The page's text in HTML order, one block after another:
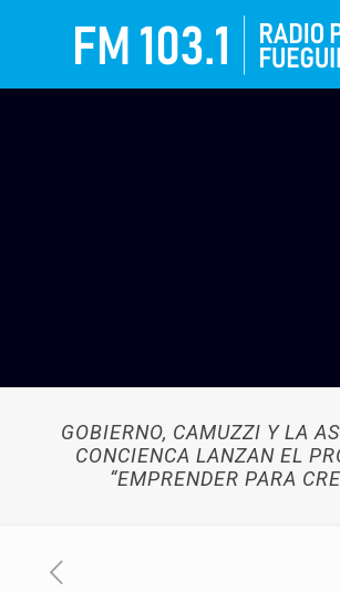
GOBIERNO, CAMUZZI Y LA
CONCIENCA LANZAN EL
“EMPRENDER PARA